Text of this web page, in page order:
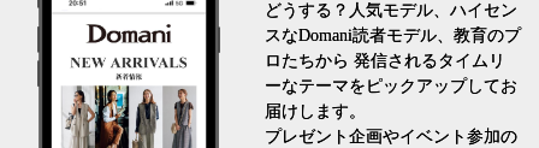
どうする？人気モデル、ハイセン
スなDomani読者モデル、教育のプ
ロたちから 発信されるタイムリ
ーなテーマをピックアップしてお
届けします。
プレゼント企画やイベント参加の